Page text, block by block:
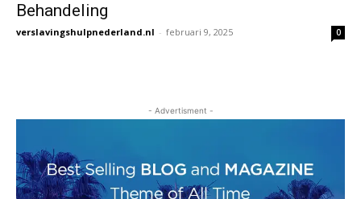
Behandeling
verslavingshulpnederland.nl - februari 9, 2025 0
- Advertisment -